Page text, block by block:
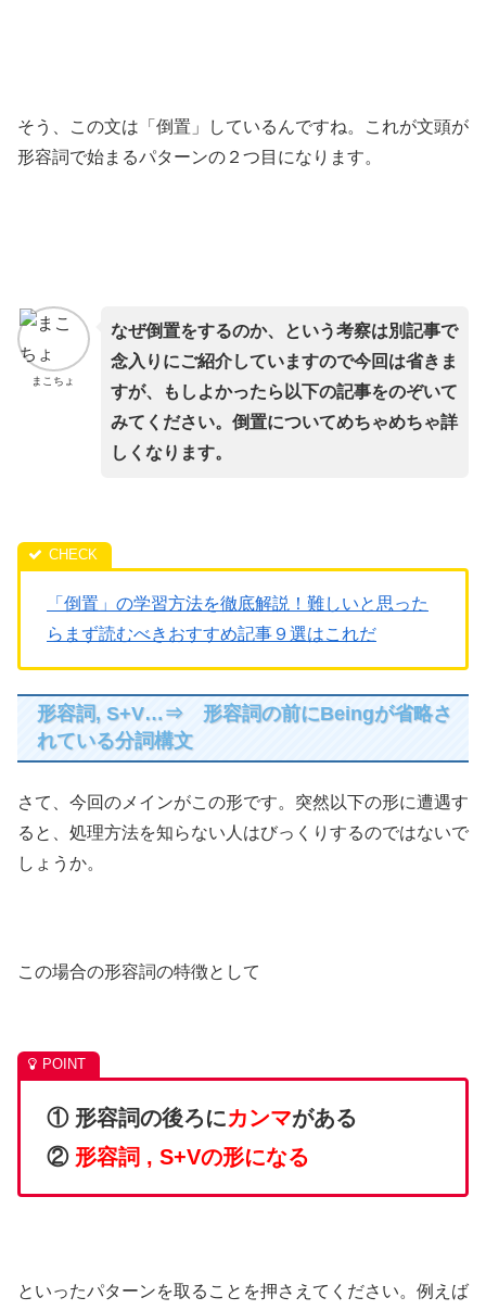
そう、この文は「倒置」しているんですね。これが文頭が
形容詞で始まるパターンの２つ目になります。
まこちょ
なぜ倒置をするのか、という考察は別記事で
念入りにご紹介していますので今回は省きま
すが、もしよかったら以下の記事をのぞいて
みてください。倒置についてめちゃめちゃ詳
しくなります。
「倒置」の学習方法を徹底解説！難しいと思った
らまず読むべきおすすめ記事９選はこれだ
形容詞, S+V…⇒ 形容詞の前にBeingが省略さ
れている分詞構文
さて、今回のメインがこの形です。突然以下の形に遭遇す
ると、処理方法を知らない人はびっくりするのではないで
しょうか。
この場合の形容詞の特徴として
① 形容詞の後ろにカンマがある
② 形容詞 , S+Vの形になる
といったパターンを取ることを押さえてください。例えば